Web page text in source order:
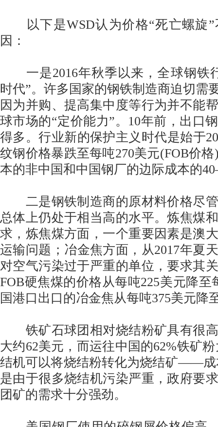
以下是WSD认为价格“死亡螺旋”
因：
一是2016年秋季以来，全球钢铁
时代”。许多国家的钢铁制造商迫切需
因为并购、提高集中度等行为并不能
球市场的“定价能力”。10年前，出口
得多。行业新的保护主义时代是始于
纹钢价格暴跌至每吨270美元(FOB价
本的非中国和中国钢厂的边际成本的
二是钢铁制造商的原材料价格尽管
总体上仍处于相当高的水平。炼焦煤
求，炼焦煤方面，一个重要因素是澳
运输问题；冶金焦方面，从2017年夏
对空气污染过于严重的单位，要求其
FOB硬焦煤的价格从每吨225美元降至
国港口出口的冶金焦从每吨375美元降
铁矿石球团相对烧结粉矿具有很高
大约62美元，而运往中国的62%铁矿
结机可以将烧结粉转化为烧结矿——成
是由于很多烧结机污染严重，政府要
团矿的需求十分强劲。